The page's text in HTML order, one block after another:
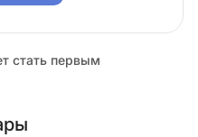
стать первым